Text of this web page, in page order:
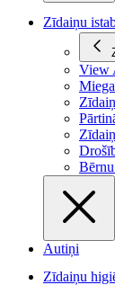
Zīdaiņu
View
Autiņi
Zīdaiņu